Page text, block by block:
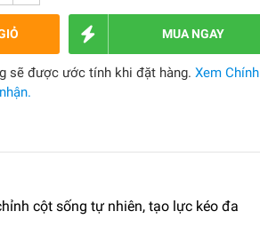
MUA NGAY
sẽ được ước tính khi đặt hàng.Xem Chính
cột sống tự nhiên, tạo lực kéo đa